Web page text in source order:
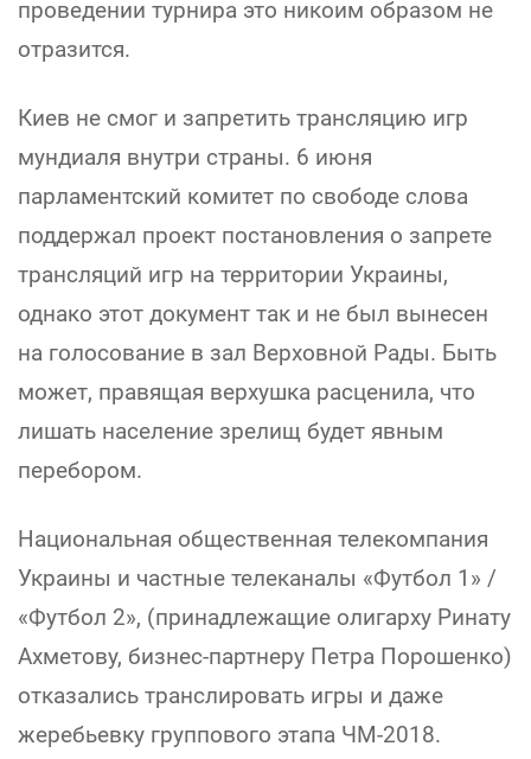
проведении турнира это никоим образом не
отразится.
Киев не смог и запретить трансляцию игр
мундиаля внутри страны. 6 июня
парламентский комитет по свободе слова
поддержал проект постановления о запрете
трансляций игр на территории Украины,
однако этот документ так и не был вынесен
на голосование в зал Верховной Рады. Быть
может, правящая верхушка расценила, что
лишать население зрелищ будет явным
перебором.
Национальная общественная телекомпания
Украины и частные телеканалы «Футбол 1» /
«Футбол 2», (принадлежащие олигарху Ринату
Ахметову, бизнес-партнеру Петра Порошенко)
отказались транслировать игры и даже
жеребьевку группового этапа ЧМ-2018.